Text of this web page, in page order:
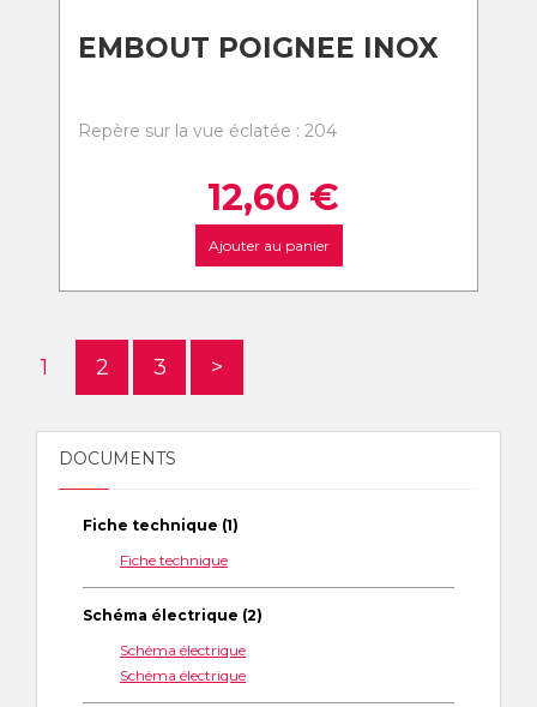
EMBOUT POIGNEE INOX
Repère sur la vue éclatée : 204
12,60 €
Ajouter au panier
1 2 3 >
DOCUMENTS
Fiche technique (1)
Fiche technique
Schéma électrique (2)
Schéma électrique
Schéma électrique